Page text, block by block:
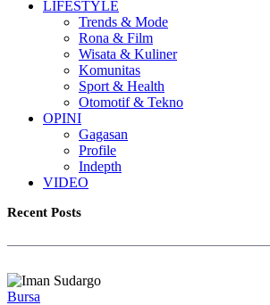
LIFESTYLE
Trends & Mode
Rona & Film
Wisata & Kuliner
Komunitas
Sport & Health
Otomotif & Tekno
OPINI
Gagasan
Profile
Indepth
VIDEO
Recent Posts
Bursa